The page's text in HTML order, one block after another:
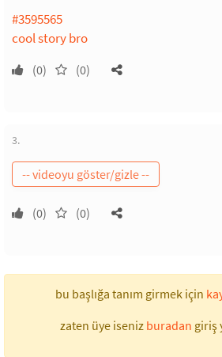
#3595565
cool story bro
(0) (0)
3.
(0) (0)
bu başlığa tanım girmek için
zaten üye iseniz buradan giriş